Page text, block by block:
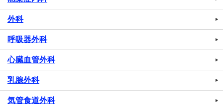
外科
呼吸器外科
心臓血管外科
乳腺外科
気管食道外科